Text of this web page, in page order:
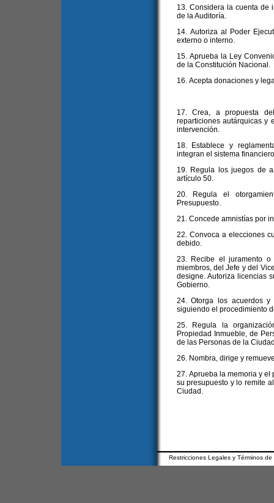
13. Considera la cuenta de
de la Auditoría.
14. Autoriza al Poder
externo o interno.
15. Aprueba la Ley
de la Constitución Nacional.
16. Acepta donaciones y
17. Crea, a propuesta
reparticiones autárquicas y
intervención.
18. Establece y
integran el sistema
19. Regula los juegos de
artículo 50.
20. Regula el
Presupuesto.
21. Concede amnistías por
22. Convoca a elecciones
debido.
23. Recibe el juramento
miembros, del Jefe y del
designe. Autoriza licencias
Gobierno.
24. Otorga los acuerdos y
siguiendo el procedimiento
25. Regula la
Propiedad Inmueble, de
de las Personas de la
26. Nombra, dirige y
27. Aprueba la memoria y
su presupuesto y lo remite
Ciudad.
Restricciones Legales y Términos de